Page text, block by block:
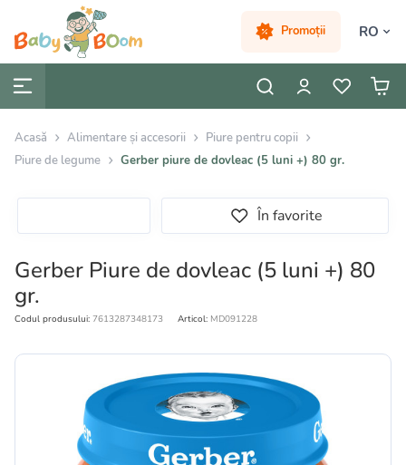
Promoții RO
Acasă Alimentare și accesorii
Piure pentru copii
Piure de legume
Gerber piure de dovleac (5 luni +) 80 gr.
În favorite
Gerber Piure de dovleac (5 luni +) 80
gr.
Codul produsului: 7613287348173 Articol: MD091228